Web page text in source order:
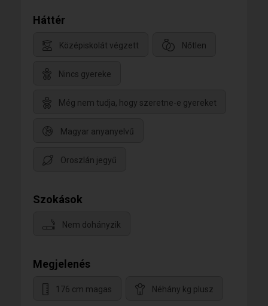
Háttér
Középiskolát végzett Nőtlen
Nincs gyereke
Még nem tudja, hogy szeretne-e gyereket
Magyar anyanyelvű
Oroszlán jegyű
Szokások
Nem dohányzik
Megjelenés
176 cm magas Néhány kg plusz